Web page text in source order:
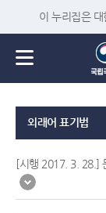
이 누리집은
외래어 표기법
[시행 2017. 3. 28.]